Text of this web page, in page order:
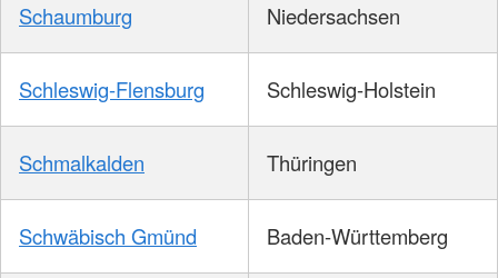
Schaumburg Niedersachsen
Schleswig-Flensburg Schleswig-Holstein
Schmalkalden Thüringen
Schwäbisch Gmünd Baden-Württemberg